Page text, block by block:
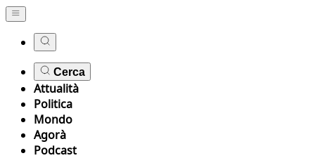
Cerca
Attualità
Politica
Mondo
Agorà
Podcast